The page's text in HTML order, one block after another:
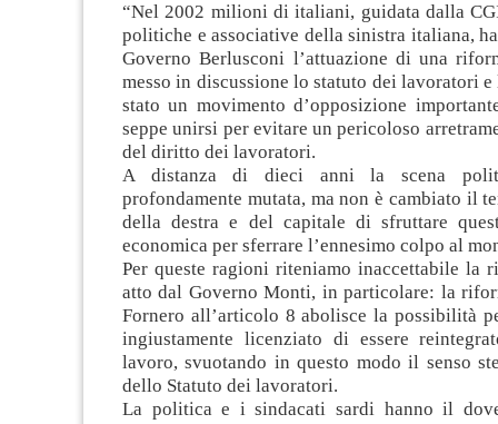
“Nel 2002 milioni di italiani, guidata dalla
politiche e associative della sinistra italiana,
Governo Berlusconi l’attuazione di una
messo in discussione lo statuto dei lavoratori e
stato un movimento d’opposizione
seppe unirsi per evitare un pericoloso
del diritto dei lavoratori.
A distanza di dieci anni la scena
profondamente mutata, ma non è cambiato il
della destra e del capitale di sfruttare
economica per sferrare l’ennesimo colpo al
Per queste ragioni riteniamo inaccettabile la
atto dal Governo Monti, in particolare: la
Fornero all’articolo 8 abolisce la possibilità
ingiustamente licenziato di essere
lavoro, svuotando in questo modo il senso
dello Statuto dei lavoratori.
La politica e i sindacati sardi hanno il